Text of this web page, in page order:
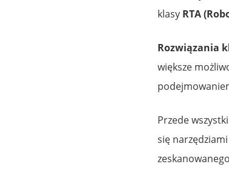
klasy RTA
Rozwiązania
większe
Przede
się